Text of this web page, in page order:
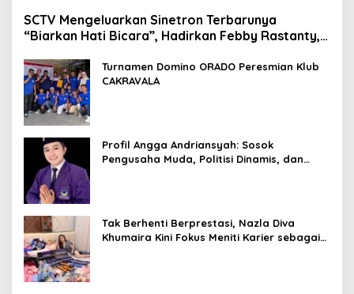
SCTV Mengeluarkan Sinetron Terbarunya
“Biarkan Hati Bicara”, Hadirkan Febby Rastanty,
Turnamen Domino ORADO Peresmian Klub
CAKRAVALA
Profil Angga Andriansyah: Sosok
Pengusaha Muda, Politisi Dinamis, dan
Tak Berhenti Berprestasi, Nazla Diva
Khumaira Kini Fokus Meniti Karier sebagai